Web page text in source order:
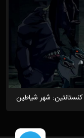
کنستانتین: شهر شیاطین